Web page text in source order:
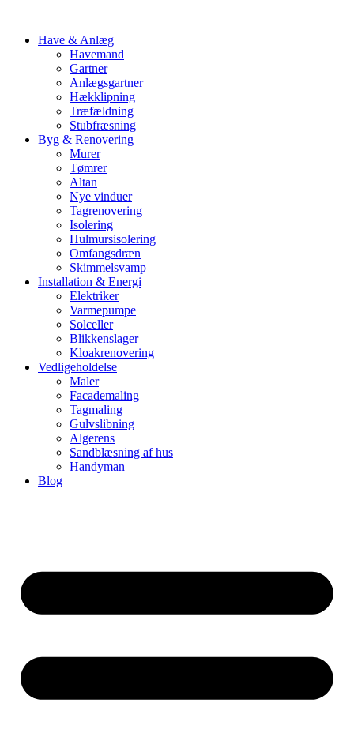
Have & Anlæg
Havemand
Gartner
Anlægsgartner
Hækklipning
Træfældning
Stubfræsning
Byg & Renovering
Murer
Tømrer
Altan
Nye vinduer
Tagrenovering
Isolering
Hulmursisolering
Omfangsdræn
Skimmelsvamp
Installation & Energi
Elektriker
Varmepumpe
Solceller
Blikkenslager
Kloakrenovering
Vedligeholdelse
Maler
Facademaling
Tagmaling
Gulvslibning
Algerens
Sandblæsning af hus
Handyman
Blog